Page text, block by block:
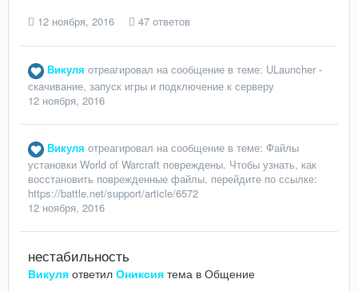
12 ноября, 2016
47 ответов
Викуля отреагировал на сообщение в теме: ULauncher -
скачивание, запуск игры и подключение к серверу
12 ноября, 2016
Викуля отреагировал на сообщение в теме: Файлы
установки World of Warcraft повреждены. Чтобы узнать, как
восстановить поврежденные файлы, перейдите по ссылке:
https://battle.net/support/article/6572
12 ноября, 2016
нестабильность
Викуля ответил Ониксия тема в Общение